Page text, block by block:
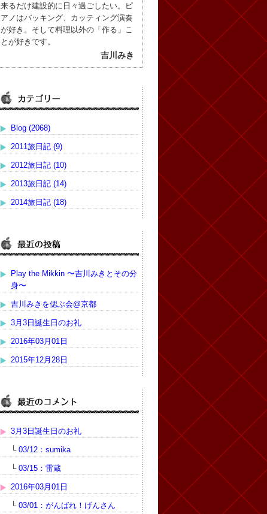
来るだけ建設的に日々過ごしたい。ピ
アノはバッキング、カッティング演奏
が好き。そして料理以外の「作る」こ
とが好きです。
吉川みき
Blog (2068)
2011旅日記 (9)
2012旅日記 (10)
2013旅日記 (14)
2014旅日記 (18)
Play the Mikkin 〜吉川みきとその分
身〜
吉川みきを偲ぶ会@京都
3月3日誕生日のお礼
2016年03月01日
2015年12月28日
3月3日誕生日のお礼
└ 03/12：sumika
└ 03/15：雷蔵
2016年03月01日
└ 03/01：がんばれ！げんさん